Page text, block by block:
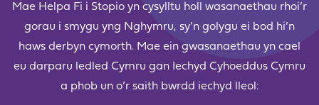
Mae Helpa Fi i Stopio yn cysylltu holl wasanaethau rhoi’r
gorau i smygu yng Nghymru, sy’n golygu ei bod hi’n
haws derbyn cymorth. Mae ein gwasanaethau yn cael
eu darparu ledled Cymru gan Iechyd Cyhoeddus Cymru
a phob un o’r saith bwrdd iechyd lleol: